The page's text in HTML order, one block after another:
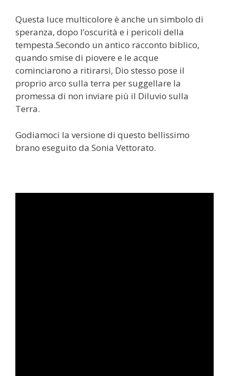
Questa luce multicolore è anche un simbolo di
speranza, dopo l’oscurità e i pericoli della
tempesta.Secondo un antico racconto biblico,
quando smise di piovere e le acque
cominciarono a ritirarsi, Dio stesso pose il
proprio arco sulla terra per suggellare la
promessa di non inviare più il Diluvio sulla
Terra.
Godiamoci la versione di questo bellissimo
brano eseguito da Sonia Vettorato.